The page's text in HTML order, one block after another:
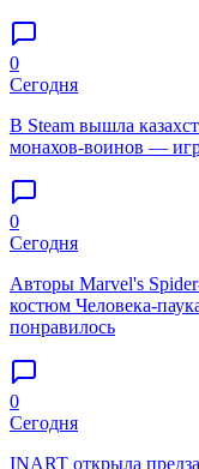
0
Сегодня
В Steam вышла
монахов-воинов —
0
Сегодня
Авторы Marvel's
костюм Человека-
понравилось
0
Сегодня
INART открыла